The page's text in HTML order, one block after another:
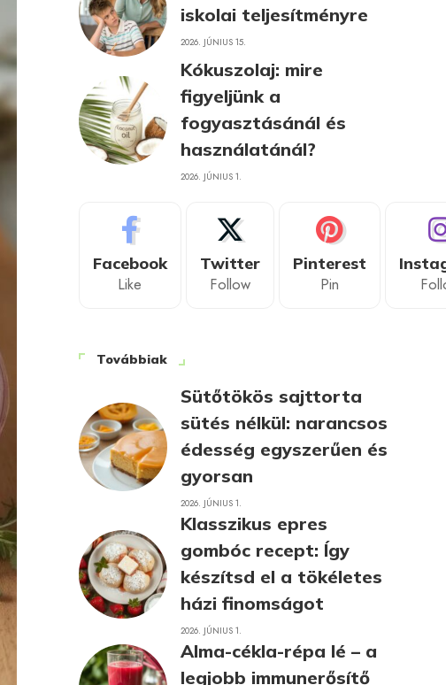
iskolai teljesítményre
2026. JÚNIUS 15.
Kókuszolaj: mire
figyeljünk a
fogyasztásánál és
használatánál?
2026. JÚNIUS 1.
Facebook
Like
Twitter
Follow
Pinterest
Pin
Továbbiak
Sütőtökös sajttorta
sütés nélkül: narancsos
édesség egyszerűen és
gyorsan
2026. JÚNIUS 1.
Klasszikus epres
gombóc recept: Így
készítsd el a tökéletes
házi finomságot
2026. JÚNIUS 1.
Alma-cékla-répa lé – a
legjobb immunerősítő